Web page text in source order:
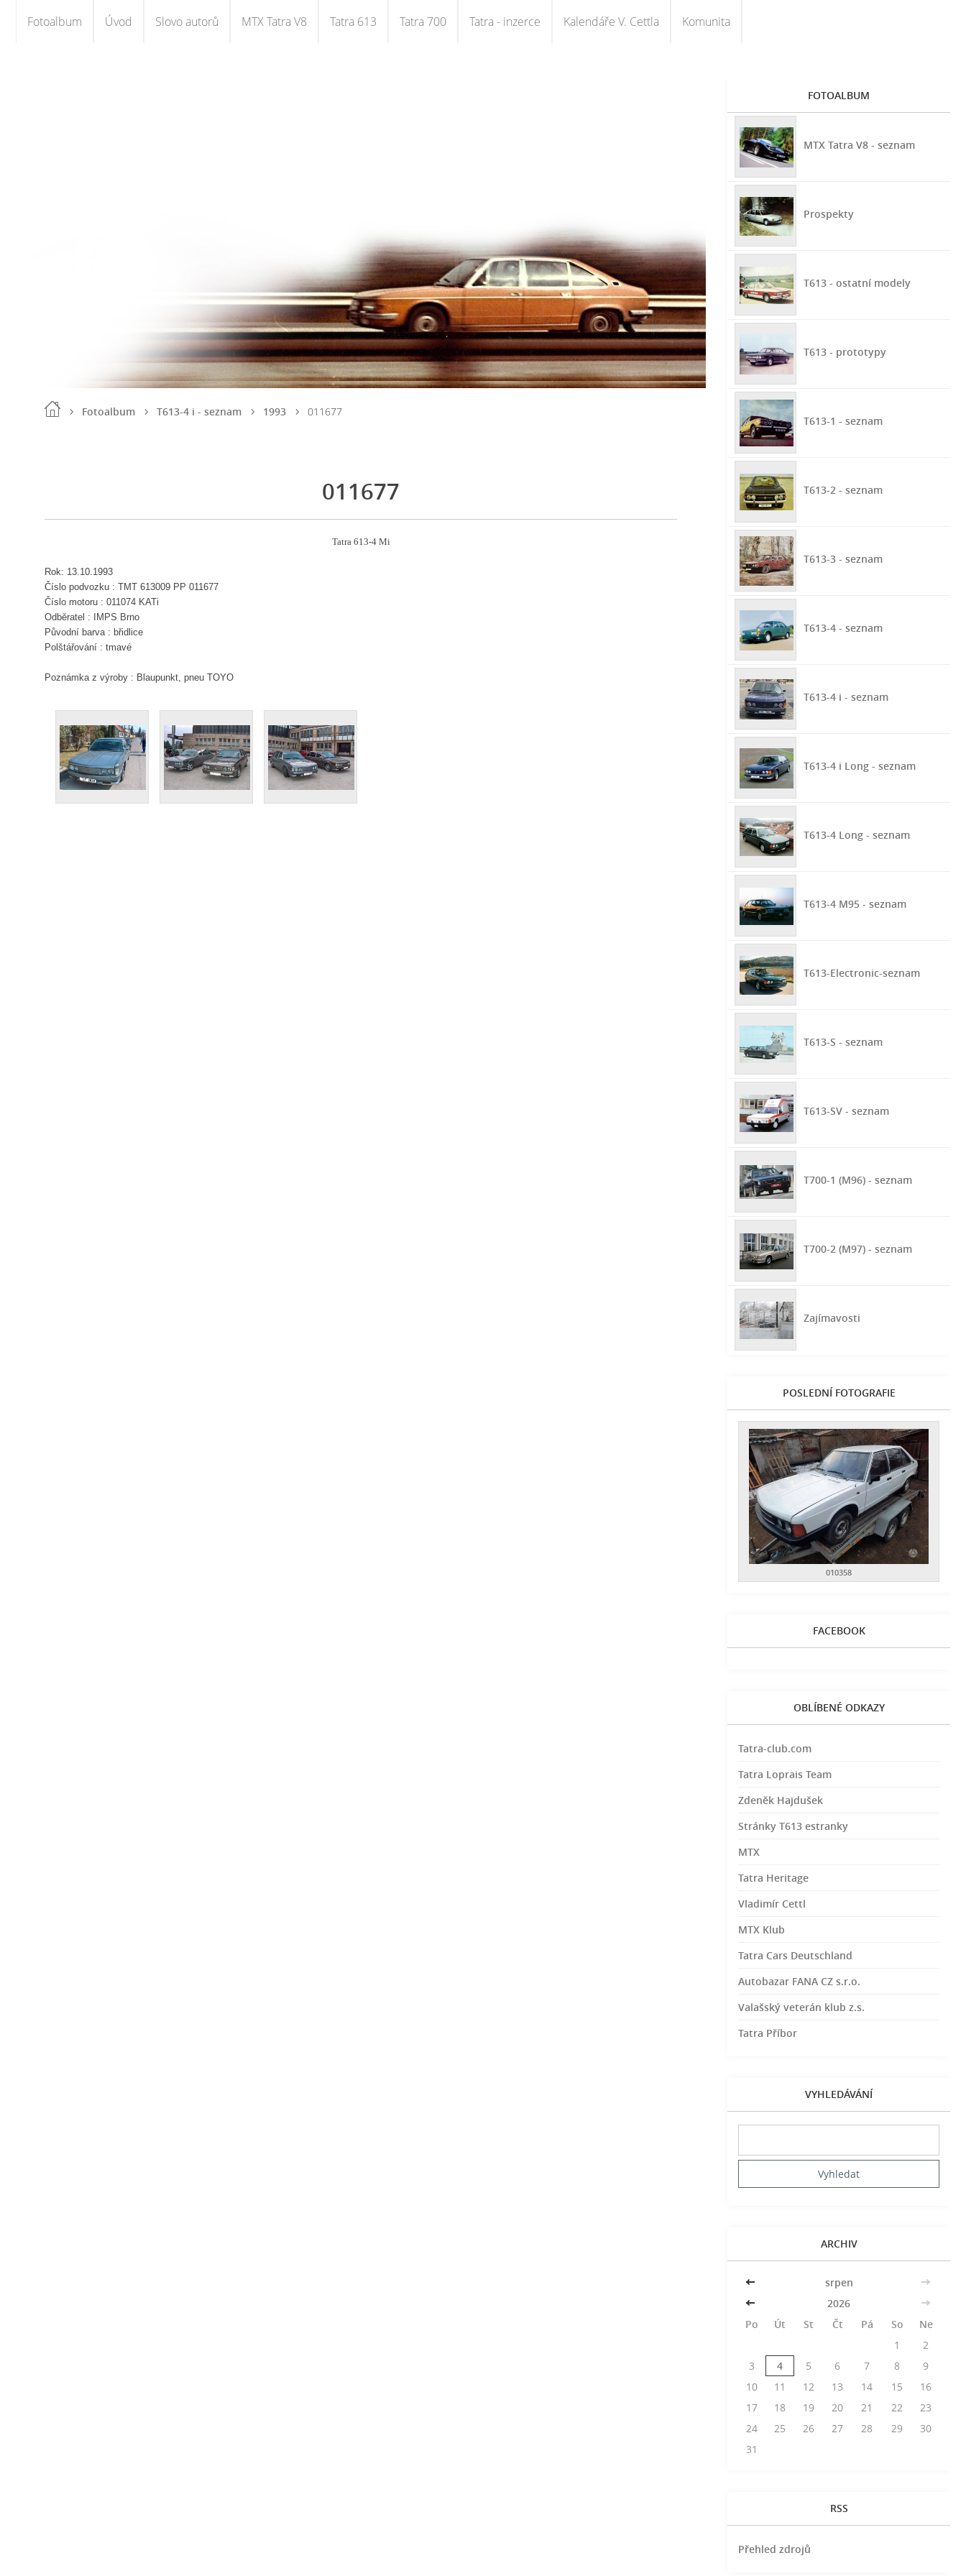
Fotoalbum Úvod Slovo autorů MTX Tatra V8 Tatra 613 Tatra 700 Tatra - inzerce Kalendáře V. Cettla Komunita
Fotoalbum T613-4 i - seznam 1993 011677
011677
Tatra 613-4 Mi
Rok: 13.10.1993
Číslo podvozku : TMT 613009 PP 011677
Číslo motoru : 011074 KATi
Odběratel : IMPS Brno
Původní barva : břidlice
Polštářování : tmavé
Poznámka z výroby : Blaupunkt, pneu TOYO
FOTOALBUM
MTX Tatra V8 - seznam
Prospekty
T613 - ostatní modely
T613 - prototypy
T613-1 - seznam
T613-2 - seznam
T613-3 - seznam
T613-4 - seznam
T613-4 i - seznam
T613-4 i Long - seznam
T613-4 Long - seznam
T613-4 M95 - seznam
T613-Electronic-seznam
T613-S - seznam
T613-SV - seznam
T700-1 (M96) - seznam
T700-2 (M97) - seznam
Zajímavosti
POSLEDNÍ FOTOGRAFIE
010358
FACEBOOK
OBLÍBENÉ ODKAZY
Tatra-club.com
Tatra Loprais Team
Zdeněk Hajdušek
Stránky T613 estranky
MTX
Tatra Heritage
Vladimír Cettl
MTX Klub
Tatra Cars Deutschland
Autobazar FANA CZ s.r.o.
Valašský veterán klub z.s.
Tatra Příbor
VYHLEDÁVÁNÍ
ARCHIV
<< srpen
>>
<<
2026
>>
Po
Út St Čt Pá So
Ne
1
2
3
4 5 6 7 8
9
10
11 12 13 14 15
16
17
18 19 20 21 22
23
24
25 26 27 28 29
30
31
RSS
Přehled zdrojů